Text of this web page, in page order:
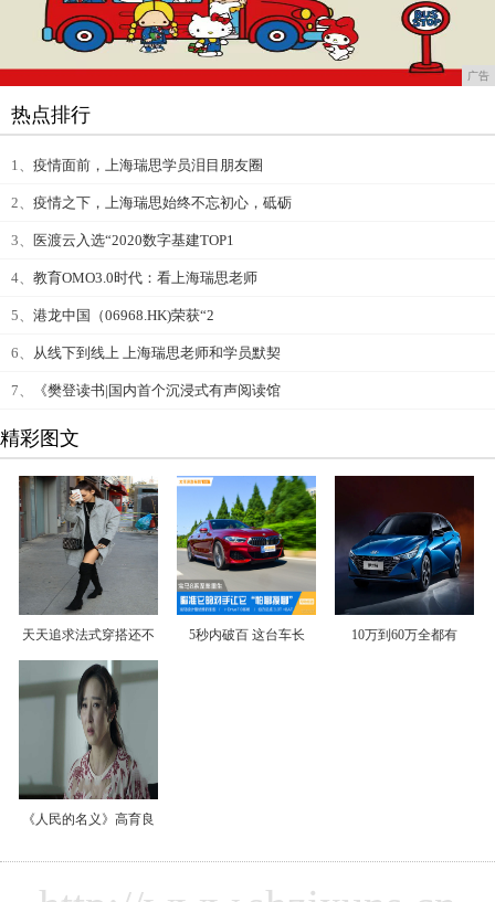
广告
热点排行
1、 疫情面前，上海瑞思学员泪目朋友圈
2、 疫情之下，上海瑞思始终不忘初心，砥砺
3、 医渡云入选“2020数字基建TOP1
4、 教育OMO3.0时代：看上海瑞思老师
5、 港龙中国（06968.HK)荣获“2
6、 从线下到线上 上海瑞思老师和学员默契
7、 《樊登读书|国内首个沉浸式有声阅读馆
精彩图文
天天追求法式穿搭还不 5秒内破百 这台车长 10万到60万全都有
《人民的名义》高育良